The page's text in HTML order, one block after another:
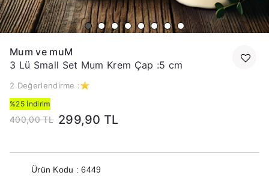
Mum ve muM
3 Lü Small Set Mum Krem Çap :5 cm
2 Değerlendirme :
%25 İndirim
400,00 TL 299,90 TL
Ürün Kodu : 6449